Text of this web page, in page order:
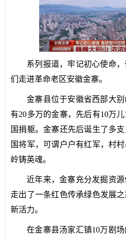
系列报道，牢记初心使命
们走进革命老区安徽金寨。
金寨县位于安徽省西部大
有20多万的金寨，先后有10万
国捐躯。金寨还先后诞生了多
国将军，可谓户户有红军，村
岭铸英魂。
近年来，金寨充分发掘资源
走出了一条红色传承绿色发展
新活力。
在金寨县汤家汇镇10万剧